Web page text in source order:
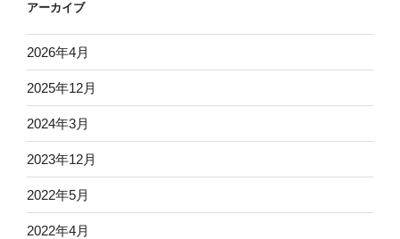
アーカイブ
2026年4月
2025年12月
2024年3月
2023年12月
2022年5月
2022年4月